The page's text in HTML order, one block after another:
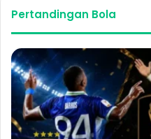
Pertandingan Bola